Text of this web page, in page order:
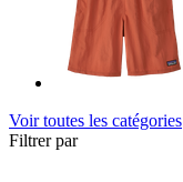
Voir toutes les catégories
Filtrer par